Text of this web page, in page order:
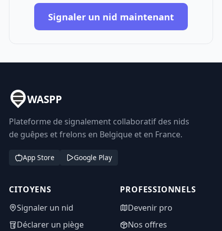
Signaler un nid maintenant
WASPP
Plateforme de signalement collaboratif des nids
de guêpes et frelons en Belgique et en France.
App Store Google Play
CITOYENS
Signaler un nid
Déclarer un piège
PROFESSIONNELS
Devenir pro
Nos offres